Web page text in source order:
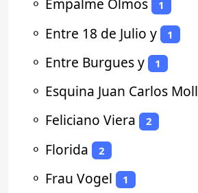
⚬ Empalme Olmos 1
⚬ Entre 18 de Julio y 1
⚬ Entre Burgues y 1
⚬ Esquina Juan Carlos Moll
⚬ Feliciano Viera 2
⚬ Florida 2
⚬ Frau Vogel 1